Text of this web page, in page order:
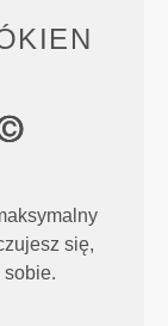
się,
sobie.